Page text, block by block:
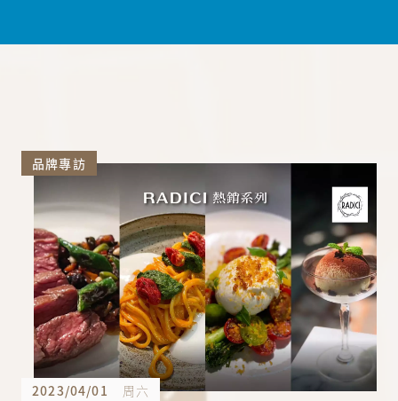
品牌專訪
2023/04/01 周六